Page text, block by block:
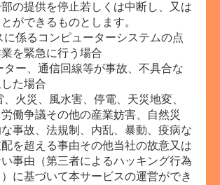
の提供を停止若しくは中断し、又は
ができるものとします。
係るコンピューターシステムの点
を緊急に行う場合
ー、通信回線等が事故、不具合な
た場合
火災、風水害、停電、天災地変、
働争議その他の産業妨害、自然災
事故、法規制、内乱、暴動、疫病な
を超える事由その他当社の故意又は
事由（第三者によるハッキング行為
に基づいて本サービスの運営ができ